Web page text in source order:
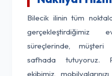
Bilecik ilinin tüm
süreçlerinde,
safhada tutuyoruz.
ekibimiz,